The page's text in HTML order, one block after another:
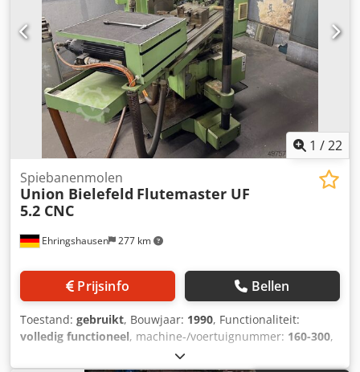
1 /22
Ehringshausen 277 km
Spiebanenmolen
Union Bielefeld Flutemaster UF
5.2 CNC
Prijsinfo Bellen
Toestand: gebruikt, Bouwjaar: 1990, Functionaliteit:
volledig functioneel, machine-/voertuignummer: 160-300,
Te koop: gebruikte freesmachine Union Bielefeld